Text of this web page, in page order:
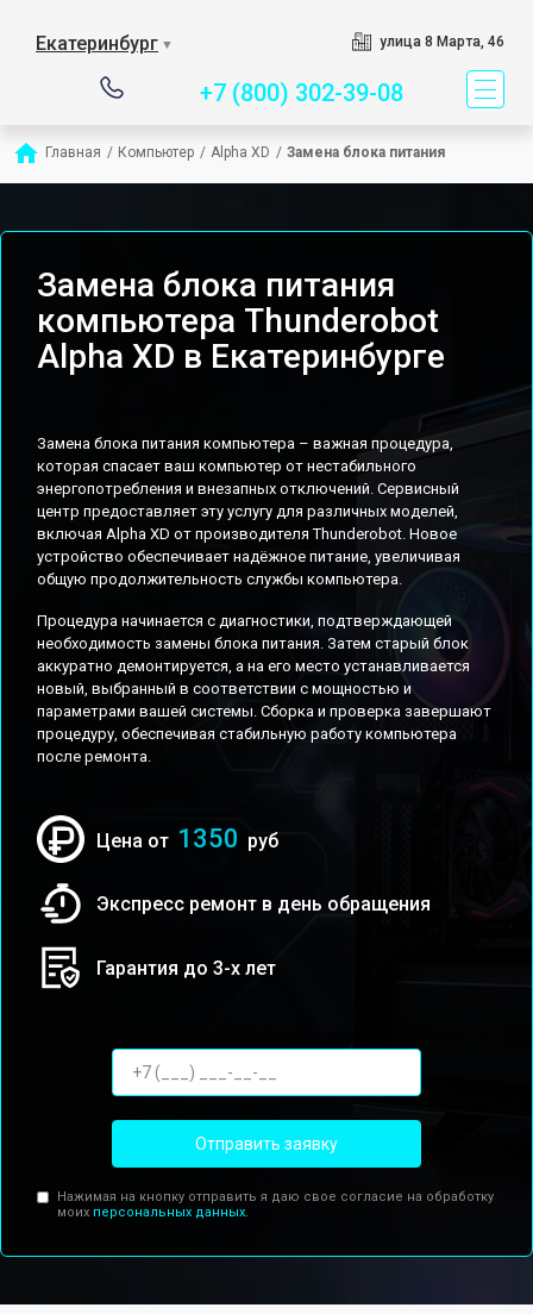
Екатеринбург ▼ улица 8 Марта, 46
+7 (800) 302-39-08
Главная / Компьютер / Alpha XD / Замена блока питания
Замена блока питания
компьютера Thunderobot
Alpha XD в Екатеринбурге
Замена блока питания компьютера – важная процедура,
которая спасает ваш компьютер от нестабильного
энергопотребления и внезапных отключений. Сервисный
центр предоставляет эту услугу для различных моделей,
включая Alpha XD от производителя Thunderobot. Новое
устройство обеспечивает надёжное питание, увеличивая
общую продолжительность службы компьютера.
Процедура начинается с диагностики, подтверждающей
необходимость замены блока питания. Затем старый блок
аккуратно демонтируется, а на его место устанавливается
новый, выбранный в соответствии с мощностью и
параметрами вашей системы. Сборка и проверка завершают
процедуру, обеспечивая стабильную работу компьютера
после ремонта.
Цена от 1350 руб
Экспресс ремонт в день обращения
Гарантия до 3-х лет
Отправить заявку
Нажимая на кнопку отправить я даю свое согласие на обработку
моих персональных данных.